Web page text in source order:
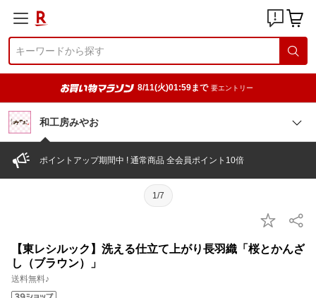
8/11(火)01:59まで 要エントリー
和工房みやお
ポイントアップ期間中 ! 通常商品 全会員ポイント10倍
1/7
【東レシルック】洗える仕立て上がり長羽織「桜とかんざ
し（ブラウン）」
送料無料♪